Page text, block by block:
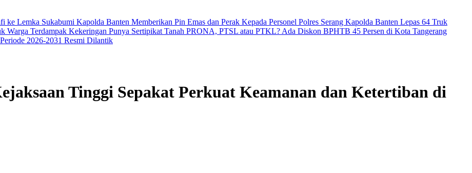
ke Lemka Sukabumi Kapolda Banten Memberikan Pin Emas dan Perak Kepada Personel Polres Serang Kapolda Banten Lepas 64 Truk
Warga Terdampak Kekeringan Punya Sertipikat Tanah PRONA, PTSL atau PTKL? Ada Diskon BPHTB 45 Persen di Kota Tangerang
2026-2031 Resmi Dilantik
Tinggi Sepakat Perkuat Keamanan dan Ketertiban di